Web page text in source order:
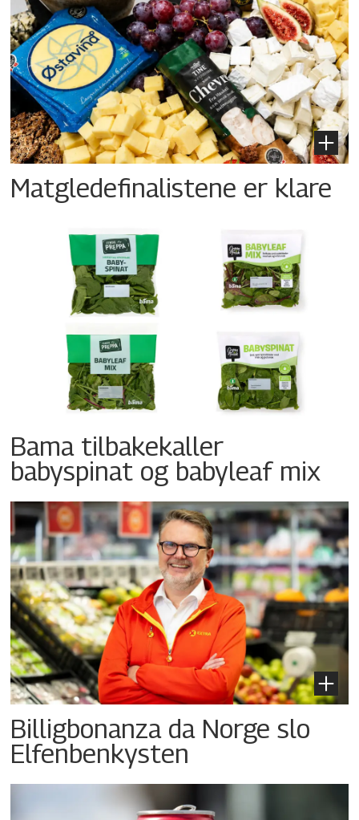
Matgledefinalistene er klare
Bama tilbakekaller
babyspinat og babyleaf mix
Billigbonanza da Norge slo
Elfenbenkysten